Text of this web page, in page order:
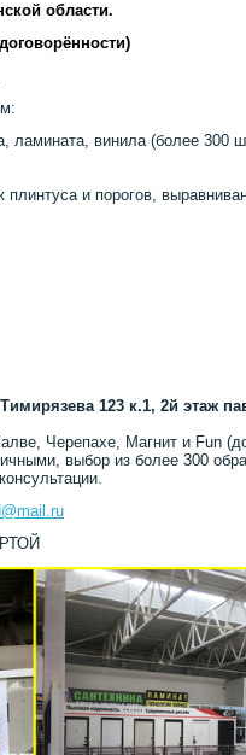
области.
винила (более 300
и порогов,
123 к.1, 2й этаж
Черепахе, Магнит и Fun
выбор из более 300